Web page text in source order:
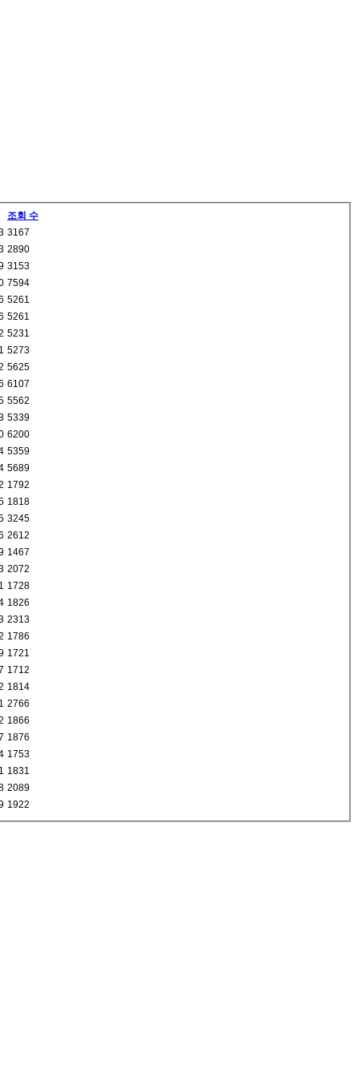
조회 수
3167
2890
3153
7594
5261
5261
5231
5273
5625
6107
5562
5339
6200
5359
5689
1792
1818
3245
2612
1467
2072
1728
1826
2313
1786
1721
1712
1814
2766
1866
1876
1753
1831
2089
1922